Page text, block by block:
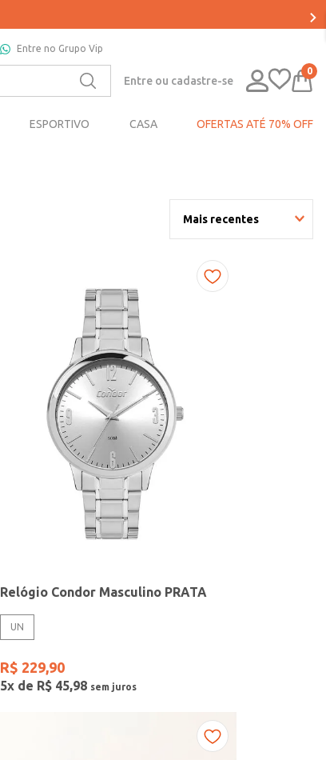
Entre no Grupo Vip
Entre ou cadastre-se
0
ESPORTIVO CASA OFERTAS ATÉ 70% OFF
Mais recentes
Relógio Condor Masculino PRATA
UN
R$ 229,90
5x de R$ 45,98